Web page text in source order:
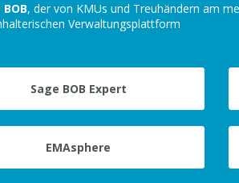
, der von KMUs und Treuhändern am
Verwaltungsplattform
Sage BOB Expert
EMAsphere